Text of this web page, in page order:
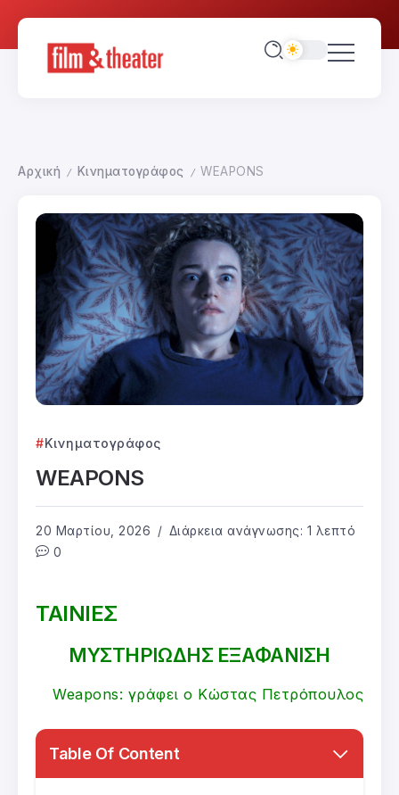
Αρχική / Κινηματογράφος / WEAPONS
Κινηματογράφος
WEAPONS
20 Μαρτίου, 2026
Διάρκεια ανάγνωσης: 1 λεπτό
0
ΤΑΙΝΙΕΣ
ΜΥΣΤΗΡΙΩΔΗΣ ΕΞΑΦΑΝΙΣΗ
Weapons: γράφει ο Κώστας Πετρόπουλος
Table Of Content